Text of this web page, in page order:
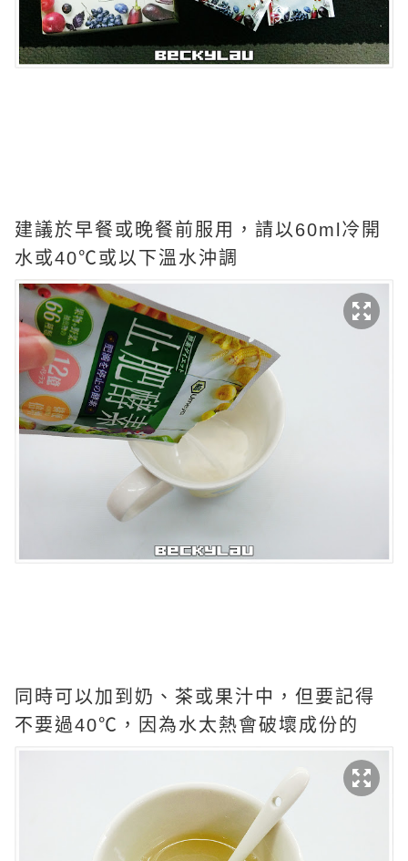
建議於早餐或晚餐前服用，請以60ml冷開
水或40℃或以下溫水沖調
同時可以加到奶、茶或果汁中，但要記得
不要過40℃，因為水太熱會破壞成份的